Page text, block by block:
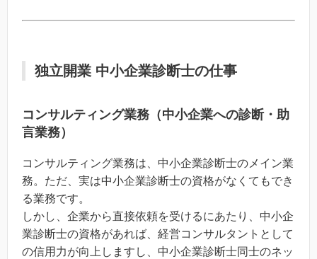
独立開業 中小企業診断士の仕事
コンサルティング業務（中小企業への診断・助
言業務）
コンサルティング業務は、中小企業診断士のメイン業
務。ただ、実は中小企業診断士の資格がなくてもでき
る業務です。
しかし、企業から直接依頼を受けるにあたり、中小企
業診断士の資格があれば、経営コンサルタントとして
の信用力が向上しますし、中小企業診断士同士のネッ